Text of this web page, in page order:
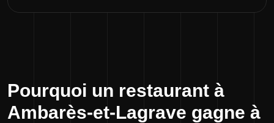
Pourquoi un restaurant à
Ambarès-et-Lagrave gagne à